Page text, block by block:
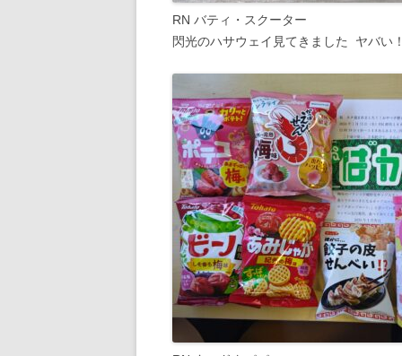
RN バティ・スクーター
閃光のハサウェイ見てきました ヤバい